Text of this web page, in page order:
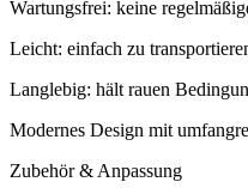
Wartungsfrei: keine
Leicht: einfach zu
Langlebig: hält rauen
Modernes Design mit
Zubehör & Anpassung